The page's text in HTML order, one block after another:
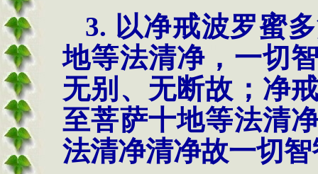
3. 以净戒波罗蜜
地等法清净，一切
无别、无断故 ； 净
至菩萨十地等法清
法清净清净故一切